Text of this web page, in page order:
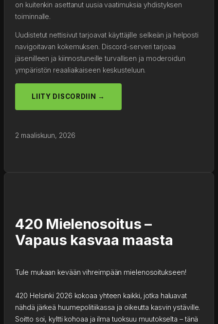
on kuitenkin asettanut uusia vaatimuksia yhdistyksen
toiminnalle.
Uudistetut nettisivut tarjoavat käyttäjille selkeän ja helposti
navigoitavan kokemuksen. Discord-serveri tarjoaa
jäsenilleen ja kiinnostuneille turvallisen ja moderoidun
ympäristön reaaliaikaiseen keskusteluun.
LIITY DISCORDIIN →
2 maaliskuun, 2026
420 Mielenosoitus –
Vapaus kasvaa maasta
Tule mukaan kevään vihreimpään mielenosoitukseen!
420 Helsinki 2026 kokoaa yhteen kaikki, jotka haluavat
nähdä järkeä huumepolitiikassa ja oikeutta kasvin ystäville.
Soitto soi, kyltti kohoaa ja ilma tuoksuu muutokselta – tänä